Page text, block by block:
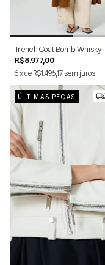
Trench Coat Bomb Whisky
R$8.977,00
6xde R$1.496,17 sem juros
ÚLTIMAS PEÇAS